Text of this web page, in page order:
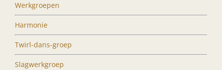
Werkgroepen
Harmonie
Twirl-dans-groep
Slagwerkgroep